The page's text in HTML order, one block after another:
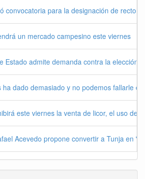
convocatoria para la designación de rector
un mercado campesino este viernes
Estado admite demanda contra la elección
ha dado demasiado y no podemos fallarle
este viernes la venta de licor, el uso de
Acevedo propone convertir a Tunja en